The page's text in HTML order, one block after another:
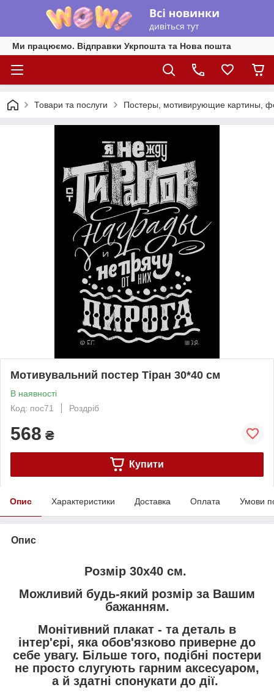
Ми працюємо. Відправки Укрпошта та Нова пошта
Товари та послуги Постеры, мотивирующие картины,
Мотивувальний постер Тіран 30*40 см
В наявності
Код: пос71
Роздріб
568 ₴
Купити
Опис Характеристики Доставка Оплата Умови
Опис
Розмір 30х40 см.
Можливий будь-який розмір за Вашим
бажанням.
Монітивний плакат - та деталь в
інтер'єрі, яка обов'язково приверне до
себе увагу. Більше того, подібні постери
не просто слугують гарним аксесуаром,
а й здатні спонукати до дії.